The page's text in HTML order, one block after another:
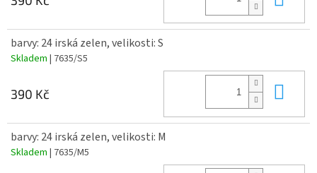
barvy: 24 irská zelen, velikosti: S
Skladem | 7635/S5
390 Kč
barvy: 24 irská zelen, velikosti: M
Skladem | 7635/M5